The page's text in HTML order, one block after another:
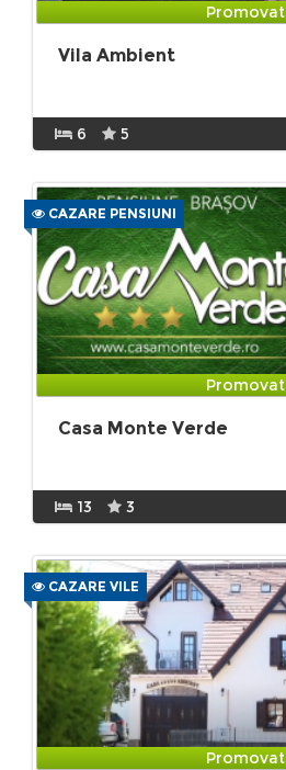
Promovat
Vila Ambient
6 5
CAZARE PENSIUNI
Promovat
Casa Monte Verde
13 3
CAZARE VILE
Promovat